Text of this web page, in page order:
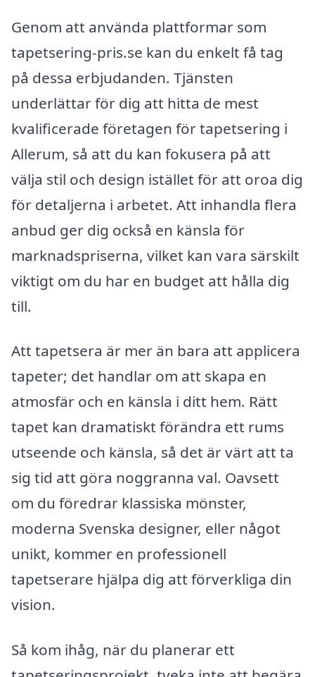
Genom att använda plattformar som
tapetsering-pris.se kan du enkelt få tag
på dessa erbjudanden. Tjänsten
underlättar för dig att hitta de mest
kvalificerade företagen för tapetsering i
Allerum, så att du kan fokusera på att
välja stil och design istället för att oroa dig
för detaljerna i arbetet. Att inhandla flera
anbud ger dig också en känsla för
marknadspriserna, vilket kan vara särskilt
viktigt om du har en budget att hålla dig
till.
Att tapetsera är mer än bara att applicera
tapeter; det handlar om att skapa en
atmosfär och en känsla i ditt hem. Rätt
tapet kan dramatiskt förändra ett rums
utseende och känsla, så det är värt att ta
sig tid att göra noggranna val. Oavsett
om du föredrar klassiska mönster,
moderna Svenska designer, eller något
unikt, kommer en professionell
tapetserare hjälpa dig att förverkliga din
vision.
Så kom ihåg, när du planerar ett